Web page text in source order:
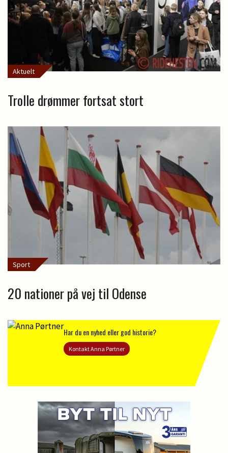
Aktuelt
Trolle drømmer fortsat stort
Sport
20 nationer på vej til Odense
Har du en nyhed eller god historie?
Kontakt Anna Pørtner